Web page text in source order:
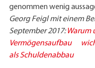
genommen wenig
Georg Feigl mit einem
September 2017: Warum
Vermögensaufbau
als Schuldenabbau